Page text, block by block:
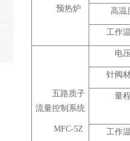
预热炉 高温
工作
五路质子
流量控制系统
MFC-5Z
电
针阀
量程
工作